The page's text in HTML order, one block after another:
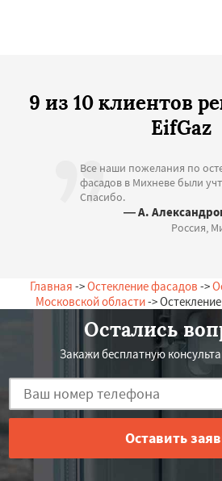
9 из 10 клиентов
EifGaz
Все наши пожелания по
фасадов в Михневе были
Спасибо.
— А.
Россия,
Главная ->Остекление фасадов ->
Московской области->
Остались
Закажи бесплатную